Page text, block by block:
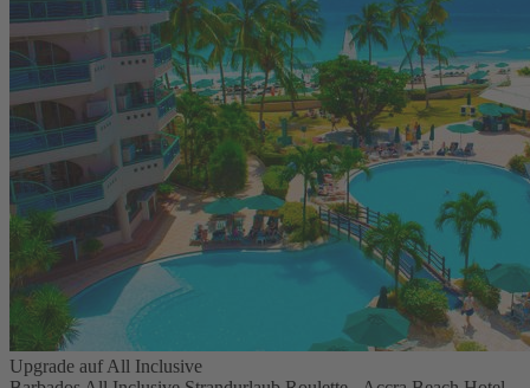
Upgrade auf All Inclusive